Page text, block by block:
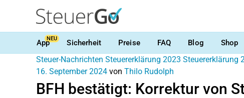
AppNEU Sicherheit Preise FAQ Blog Shop
Steuer-Nachrichten Steuererklärung 2023 Steuererklärung
16. September 2024 von Thilo Rudolph
BFH bestätigt: Korrektur von